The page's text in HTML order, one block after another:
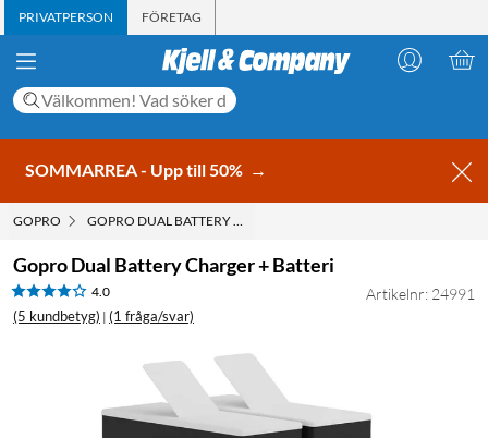
PRIVATPERSON FÖRETAG
SOMMARREA - Upp till 50% →
GOPRO GOPRO DUAL BATTERY CHARGER + BATTERI
Gopro Dual Battery Charger + Batteri
4.0
(5 kundbetyg) | (1 fråga/svar)
Artikelnr: 24991